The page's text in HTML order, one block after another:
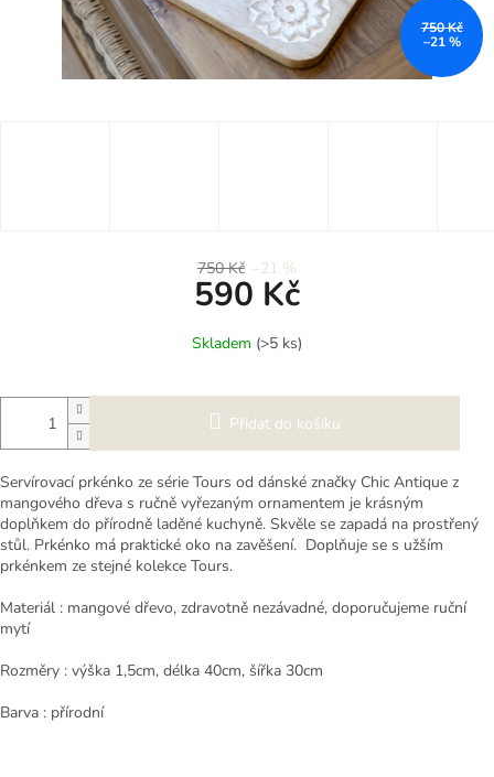
750 Kč
–21 %
750 Kč –21 %
590 Kč
Měrná
cena:
Skladem (>5 ks)
Přidat do košíku
Servírovací prkénko ze série Tours od dánské značky Chic Antique z
mangového dřeva s ručně vyřezaným ornamentem je krásným
doplňkem do přírodně laděné kuchyně. Skvěle se zapadá na prostřený
stůl. Prkénko má praktické oko na zavěšení. Doplňuje se s užším
prkénkem ze stejné kolekce Tours.
Materiál : mangové dřevo, zdravotně nezávadné, doporučujeme ruční
mytí
Rozměry : výška 1,5cm, délka 40cm, šířka 30cm
Barva : přírodní